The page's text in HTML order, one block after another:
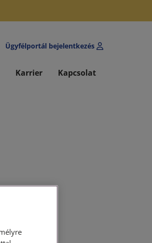
Ügyfélportál bejelentkezés
Karrier Kapcsolat